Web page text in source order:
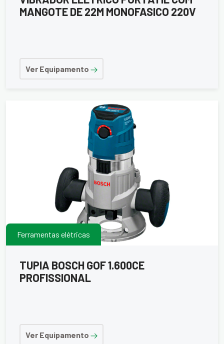
MANGOTE DE 22M MONOFASICO 220V
Ver Equipamento
Ferramentas elétricas
TUPIA BOSCH GOF 1.600CE
PROFISSIONAL
Ver Equipamento